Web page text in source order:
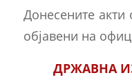
Донесените акти
објавени на
ДРЖАВНА